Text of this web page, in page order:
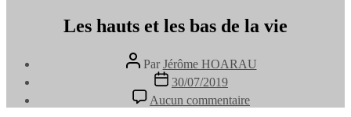
Les hauts et les bas de la vie
Auteur
de
l’article
Par Jérôme HOARAU
Date
l’article
30/07/2019
Aucun commentaire
Les